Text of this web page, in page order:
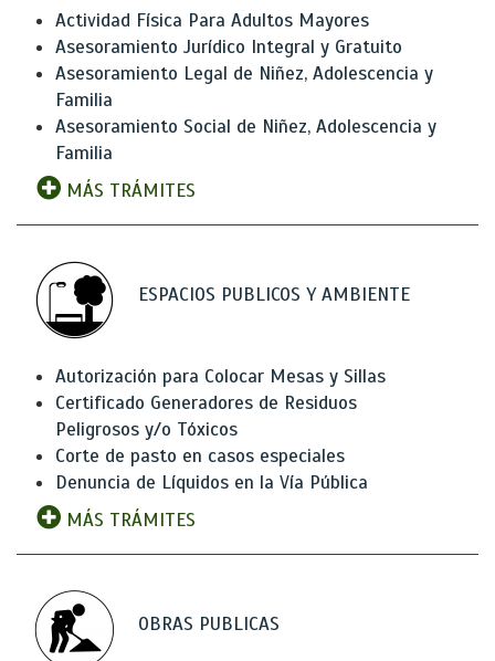
Actividad Física Para Adultos Mayores
Asesoramiento Jurídico Integral y Gratuito
Asesoramiento Legal de Niñez, Adolescencia y
Familia
Asesoramiento Social de Niñez, Adolescencia y
Familia
MÁS TRÁMITES
ESPACIOS PUBLICOS Y AMBIENTE
Autorización para Colocar Mesas y Sillas
Certificado Generadores de Residuos
Peligrosos y/o Tóxicos
Corte de pasto en casos especiales
Denuncia de Líquidos en la Vía Pública
MÁS TRÁMITES
OBRAS PUBLICAS